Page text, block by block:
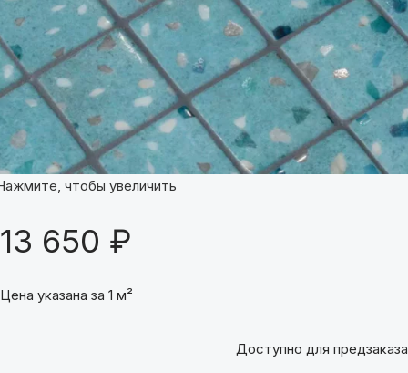
чтобы увеличить
13 650 ₽
Цена указана за 1 м²
Доступно для предзаказа